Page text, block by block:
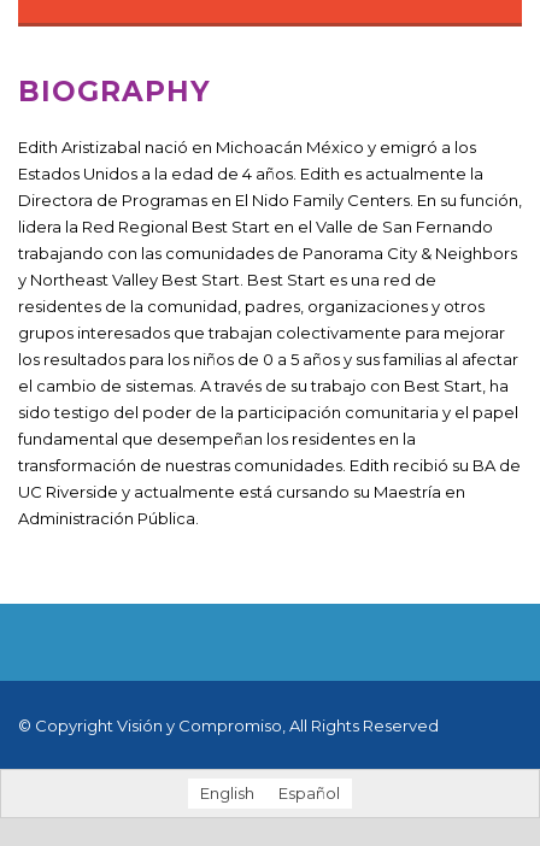
BIOGRAPHY
Edith Aristizabal nació en Michoacán México y emigró a los
Estados Unidos a la edad de 4 años. Edith es actualmente la
Directora de Programas en El Nido Family Centers. En su función,
lidera la Red Regional Best Start en el Valle de San Fernando
trabajando con las comunidades de Panorama City & Neighbors
y Northeast Valley Best Start. Best Start es una red de
residentes de la comunidad, padres, organizaciones y otros
grupos interesados que trabajan colectivamente para mejorar
los resultados para los niños de 0 a 5 años y sus familias al afectar
el cambio de sistemas. A través de su trabajo con Best Start, ha
sido testigo del poder de la participación comunitaria y el papel
fundamental que desempeñan los residentes en la
transformación de nuestras comunidades. Edith recibió su BA de
UC Riverside y actualmente está cursando su Maestría en
Administración Pública.
© Copyright Visión y Compromiso, All Rights Reserved
English Español